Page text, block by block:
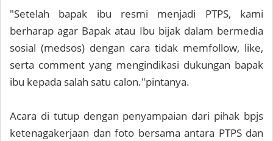
"Setelah bapak ibu resmi menjadi PTPS, kami
berharap agar Bapak atau Ibu bijak dalam bermedia
sosial (medsos) dengan cara tidak memfollow, like,
serta comment yang mengindikasi dukungan bapak
ibu kepada salah satu calon."pintanya.
Acara di tutup dengan penyampaian dari pihak bpjs
ketenagakerjaan dan foto bersama antara PTPS dan